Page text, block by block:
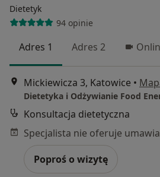
Dietetyk
94 opinie
Adres 1 Adres 2
Mickiewicza 3, Katowice •
Dietetyka i Odżywianie Food
Konsultacja dietetyczna
Poproś o wizytę